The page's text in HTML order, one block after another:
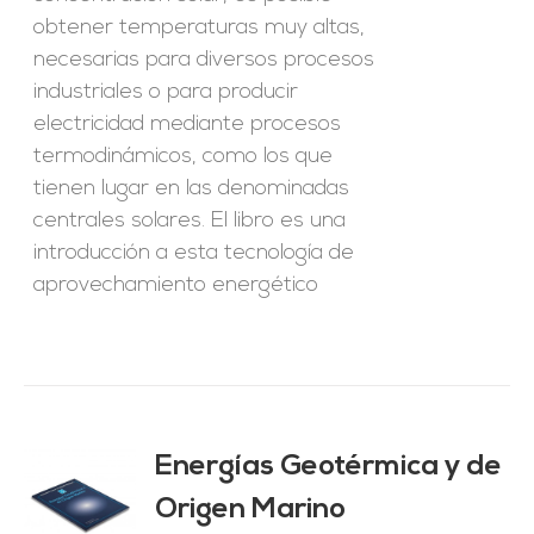
obtener temperaturas muy altas,
necesarias para diversos procesos
industriales o para producir
electricidad mediante procesos
termodinámicos, como los que
tienen lugar en las denominadas
centrales solares. El libro es una
introducción a esta tecnología de
aprovechamiento energético
Energías Geotérmica y de
Origen Marino